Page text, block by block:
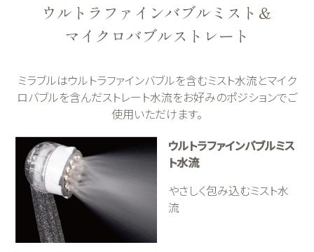
ウルトラファインバブルミスト＆
マイクロバブルストレート
ミラブルはウルトラファインバブルを含むミスト水流とマイク
ロバブルを含んだストレート水流をお好みのポジションでご
使用いただけます。
ウルトラファインバブルミス
ト水流
やさしく包み込むミスト水
流